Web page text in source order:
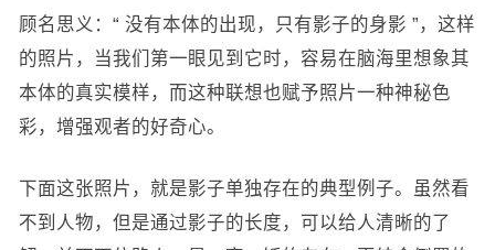
顾名思义：“ 没有本体的出现，只有影子的身影 ”，这样
的照片，当我们第一眼见到它时，容易在脑海里想象其
本体的真实模样，而这种联想也赋予照片一种神秘色
彩，增强观者的好奇心。
下面这张照片，就是影子单独存在的典型例子。虽然看
不到人物，但是通过影子的长度，可以给人清晰的了